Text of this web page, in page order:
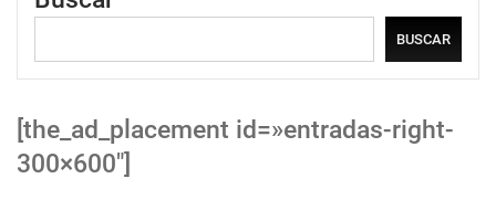
BUSCAR
[the_ad_placement id=»entradas-right-
300×600″]